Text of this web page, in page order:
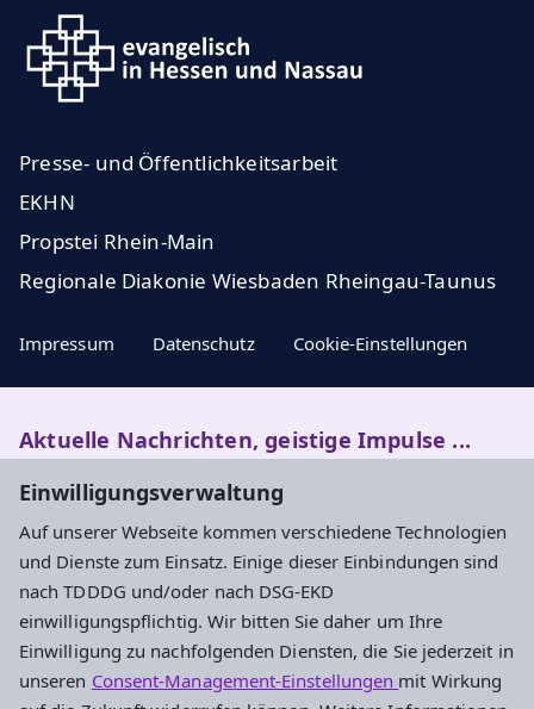
Einwilligungsverwaltung
Auf unserer Webseite kommen verschiedene Technologien
und Dienste zum Einsatz. Einige dieser Einbindungen sind
nach TDDDG und/oder nach DSG-EKD
einwilligungspflichtig. Wir bitten Sie daher um Ihre
Einwilligung zu nachfolgenden Diensten, die Sie jederzeit in
unseren Consent-Management-Einstellungen mit Wirkung
Presse- und Öffentlichkeitsarbeit
EKHN
Propstei Rhein-Main
Regionale Diakonie Wiesbaden Rheingau-Taunus
Impressum Datenschutz Cookie-Einstellungen
Aktuelle Nachrichten, geistige Impulse ...
Newsletter entdecken
Adresse
Evangelisches Dekanat Rheingau-Taunus
Aarstraße 44